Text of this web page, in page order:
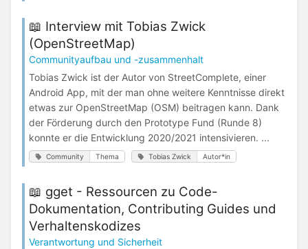
📖 Interview mit Tobias Zwick
(OpenStreetMap)
Communityaufbau und -zusammenhalt
Tobias Zwick ist der Autor von StreetComplete, einer
Android App, mit der man ohne weitere Kenntnisse direkt
etwas zur OpenStreetMap (OSM) beitragen kann. Dank
der Förderung durch den Prototype Fund (Runde 8)
konnte er die Entwicklung 2020/2021 intensivieren. ...
Community Thema Tobias Zwick Autor*in
📖 gget - Ressourcen zu Code-
Dokumentation, Contributing Guides und
Verhaltenskodizes
Verantwortung und Sicherheit